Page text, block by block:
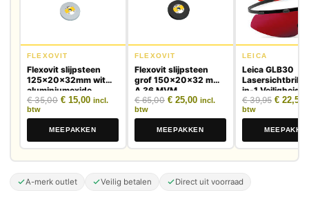
FLEXOVIT
Flexovit slijpsteen
125x20x32mm wit
aluminiumoxide
€35,00 Oorspronkelijke prijs was: € 35,00.
€ 15,00Huidige prijs is: € 15,00.
incl.
btw
MEEPAKKEN
FLEXOVIT
Flexovit slijpsteen
grof 150x20x32 mm
A 36 MVM
€65,00 Oorspronkelijke prijs was: €
€ 25,00Huidige prijs is: € 25,00.
incl.
btw
MEEPAKKEN
LEICA
Leica GLB30
Lasersichtbrille
in-1
€39,95 € 22,50
btw
A-merk outlet Veilig betalen Direct uit voorraad